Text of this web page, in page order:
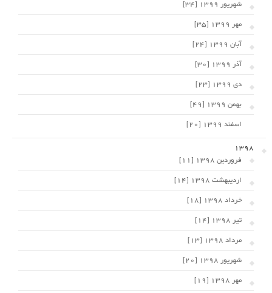
شهریور 1399 [34]
مهر 1399 [35]
آبان 1399 [24]
آذر 1399 [30]
دی 1399 [23]
بهمن 1399 [49]
اسفند 1399 [20]
1398
فروردین 1398 [11]
اردیبهشت 1398 [14]
خرداد 1398 [18]
تیر 1398 [14]
مرداد 1398 [13]
شهریور 1398 [20]
مهر 1398 [19]